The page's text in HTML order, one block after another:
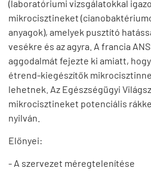
(laboratóriumi vizsgálatokkal
mikrocisztineket
anyagok), amelyek pusztító
vesékre és az agyra. A francia
aggodalmát fejezte ki amiatt,
étrend-kiegészítők
lehetnek. Az Egészségügyi
mikrocisztineket potenciális
nyilván.
Előnyei:
- A szervezet méregtelenítése